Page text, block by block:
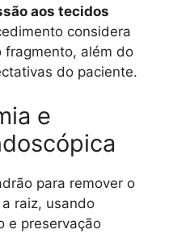
aos tecidos
considera
fragmento, além do
do paciente.
e
para remover o
raiz, usando
e preservação